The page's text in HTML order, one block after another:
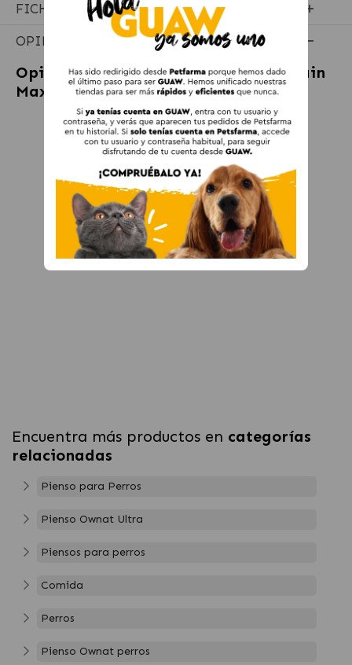
FICHA TÉCNICA
OPINIONES
Opiniones sobreOwnat Ultra Low Grain
Maxi Adult Pienso para Perros Maxi
Encuentra más productos en categorías
relacionadas
Pienso para Perros
Pienso Ownat Ultra
Piensos para perros
Comida
Perros
Pienso Ownat perros